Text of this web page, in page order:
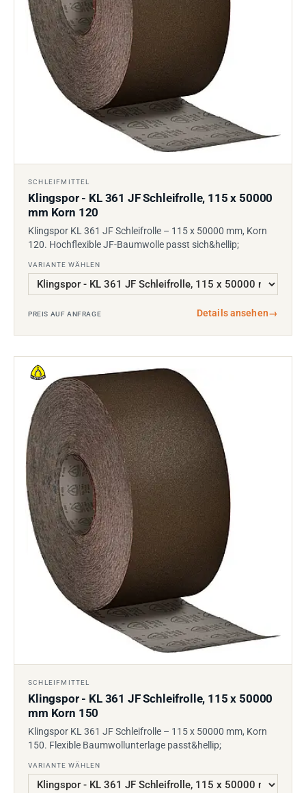
SCHLEIFMITTEL
Klingspor - KL 361 JF Schleifrolle, 115 x 50000
mm Korn 120
Klingspor KL 361 JF Schleifrolle – 115 x 50000 mm, Korn
120. Hochflexible JF-Baumwolle passt sich&hellip;
VARIANTE WÄHLEN
PREIS AUF ANFRAGE Details ansehen→
SCHLEIFMITTEL
Klingspor - KL 361 JF Schleifrolle, 115 x 50000
mm Korn 150
Klingspor KL 361 JF Schleifrolle – 115 x 50000 mm, Korn
150. Flexible Baumwollunterlage passt&hellip;
VARIANTE WÄHLEN